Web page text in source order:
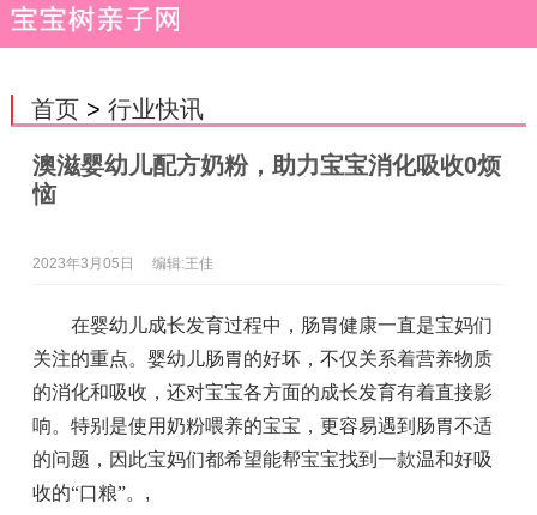
首页> 行业快讯
澳滋婴幼儿配方奶粉，助力宝宝消化吸收0烦
恼
2023年3月05日 编辑:王佳
在婴幼儿成长发育过程中，肠胃健康一直是宝妈们
关注的重点。婴幼儿肠胃的好坏，不仅关系着营养物质
的消化和吸收，还对宝宝各方面的成长发育有着直接影
响。特别是使用奶粉喂养的宝宝，更容易遇到肠胃不适
的问题，因此宝妈们都希望能帮宝宝找到一款温和好吸
收的“口粮”。 ,